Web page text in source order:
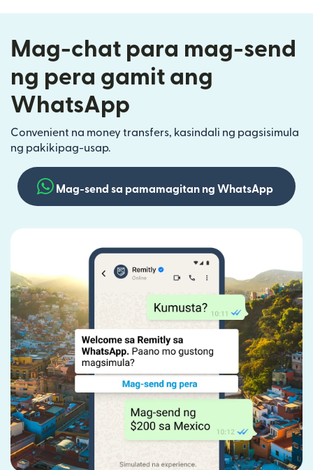
Mag-chat para mag-send
ng pera gamit ang
WhatsApp
Convenient na money transfers, kasindali ng pagsisimula
ng pakikipag-usap.
Mag-send sa pamamagitan ng WhatsApp